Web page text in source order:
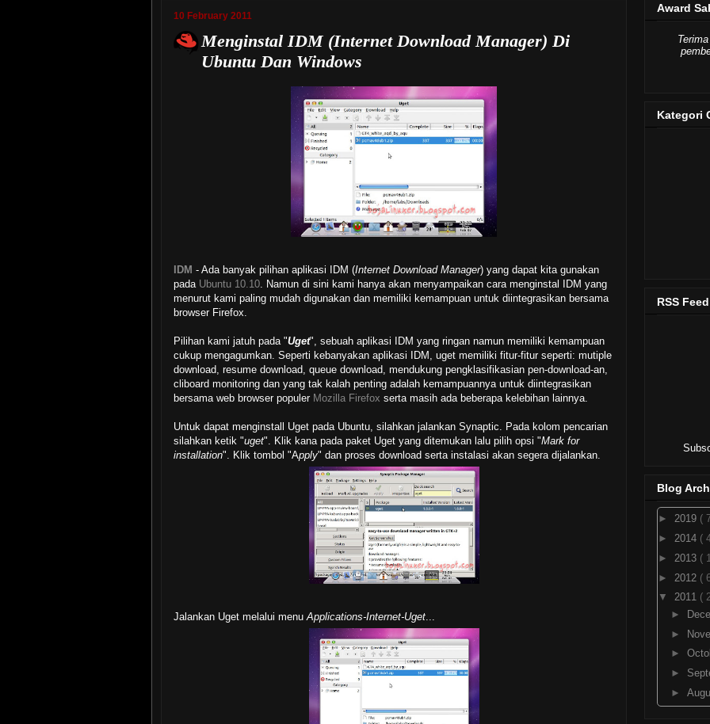
10 February 2011
Menginstal IDM (Internet Download Manager) Di
Ubuntu Dan Windows
IDM - Ada banyak pilihan aplikasi IDM (Internet Download Manager) yang dapat kita gunakan
pada Ubuntu 10.10. Namun di sini kami hanya akan menyampaikan cara menginstal IDM yang
menurut kami paling mudah digunakan dan memiliki kemampuan untuk diintegrasikan bersama
browser Firefox.
Pilihan kami jatuh pada "Uget", sebuah aplikasi IDM yang ringan namun memiliki kemampuan
cukup mengagumkan. Seperti kebanyakan aplikasi IDM, uget memiliki fitur-fitur seperti: mutiple
download, resume download, queue download, mendukung pengklasifikasian pen-download-an,
cliboard monitoring dan yang tak kalah penting adalah kemampuannya untuk diintegrasikan
bersama web browser populer Mozilla Firefox serta masih ada beberapa kelebihan lainnya.
Untuk dapat menginstall Uget pada Ubuntu, silahkan jalankan Synaptic. Pada kolom pencarian
silahkan ketik "uget". Klik kana pada paket Uget yang ditemukan lalu pilih opsi "Mark for
installation". Klik tombol "Apply" dan proses download serta instalasi akan segera dijalankan.
Jalankan Uget melalui menuApplications-Internet-Uget...
Award
Kategori
RSS Feed
Blog
► 2019 (
► 2014 (
► 2013 (
► 2012 (
▼ 2011 (
►
►
►
►
►